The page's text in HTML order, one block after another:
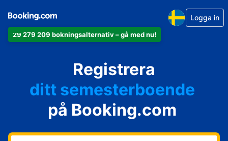
29 279 209 bokningsalternativ – gå med nu!
Logga in
Registrera
din lägenhet
ditt semesterboende
din camping
ditt B&B
på Booking.com